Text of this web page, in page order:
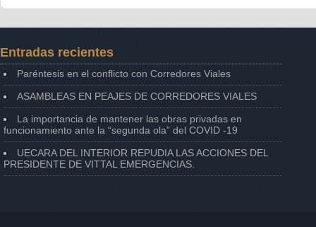
Entradas recientes
Paréntesis en el conflicto con Corredores Viales
ASAMBLEAS EN PEAJES DE CORREDORES VIALES
La importancia de mantener las obras privadas en
funcionamiento ante la “segunda ola” del COVID -19
UECARA DEL INTERIOR REPUDIA LAS ACCIONES DEL
PRESIDENTE DE VITTAL EMERGENCIAS.